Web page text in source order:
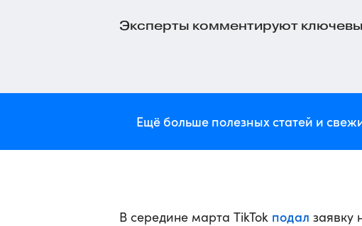
Эксперты комментируют
Ещё больше полезных статей и
В середине марта TikTok подал заявку